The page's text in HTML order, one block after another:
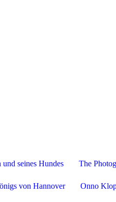
seines Hundes The
von Hannover Onno